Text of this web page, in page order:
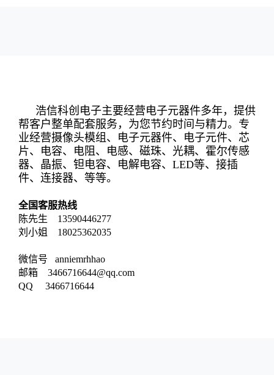
浩信科创电子主要经营电子元器件多年，提供
帮客户整单配套服务，为您节约时间与精力。专
业经营摄像头模组、电子元器件、电子元件、芯
片、电容、电阻、电感、磁珠、光耦、霍尔传感
器、晶振、钽电容、电解电容、LED等、接插
件、连接器、等等。
全国客服热线
陈先生 13590446277
刘小姐 18025362035
微信号 anniemrhhao
邮箱 3466716644@qq.com
QQ 3466716644